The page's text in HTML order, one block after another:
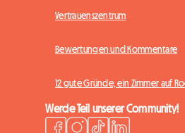
Vertrauenszentrum
Bewertungen und Kommentare
12 gute Gründe, ein Zimmer auf
Werde Teil unserer Community!